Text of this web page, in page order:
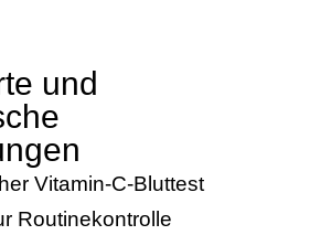
und
Vitamin-C-Bluttest
Routinekontrolle